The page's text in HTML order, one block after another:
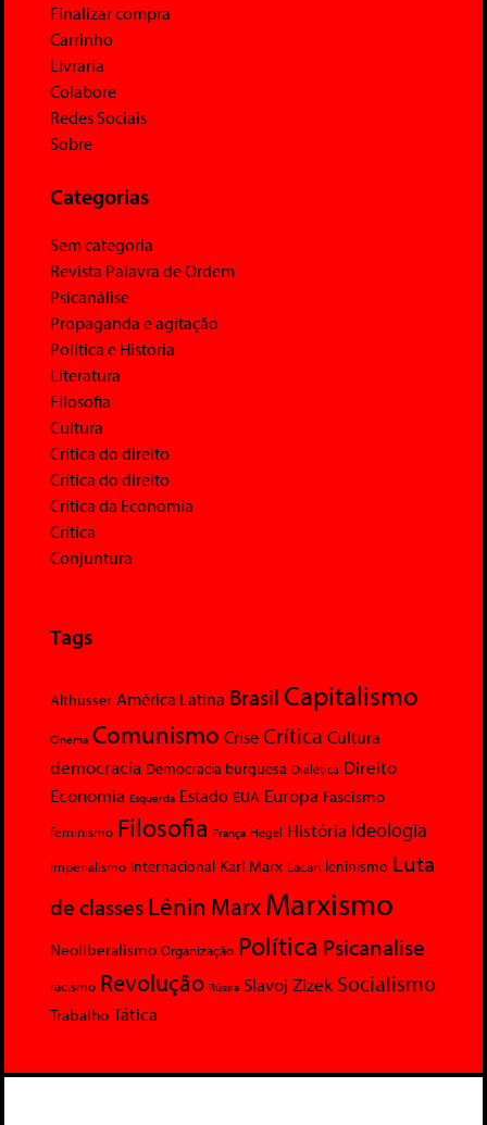
Finalizar compra
Carrinho
Livraria
Colabore
Redes Sociais
Sobre
Categorias
Sem categoria
Revista Palavra de Ordem
Psicanálise
Propaganda e agitação
Política e História
Literatura
Filosofia
Cultura
Crítica do direito
Crítica do direito
Crítica da Economia
Crítica
Conjuntura
Tags
Althusser América Latina Brasil Capitalismo
Cinema Comunismo Crise Crítica Cultura
democracia Democracia burguesa Dialética Direito
Economia Esquerda Estado EUA Europa Fascismo
feminismo Filosofia França Hegel História Ideologia
Imperialismo Internacional Karl Marx Lacan leninismo Luta
de classesLênin MarxMarxismo
Neoliberalismo Organização Política Psicanalise
racismo Revolução Rússia Slavoj Zizek Socialismo
Trabalho Tática